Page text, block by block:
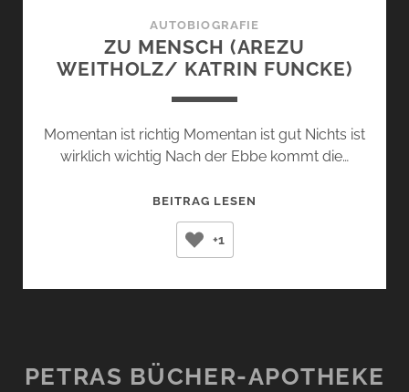
AUTOBIOGRAFIE
ZU MENSCH (AREZU
WEITHOLZ/ KATRIN FUNCKE)
Momentan ist richtig Momentan ist gut Nichts ist
wirklich wichtig Nach der Ebbe kommt die…
BEITRAG LESEN
KATRIN
+1
PETRAS BÜCHER-APOTHEKE